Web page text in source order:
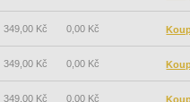
349,00 Kč 0,00 Kč
349,00 Kč 0,00 Kč
349,00 Kč 0,00 Kč